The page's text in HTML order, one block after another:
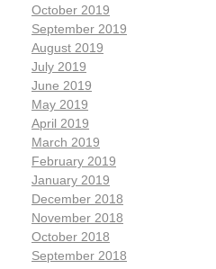
October 2019
September 2019
August 2019
July 2019
June 2019
May 2019
April 2019
March 2019
February 2019
January 2019
December 2018
November 2018
October 2018
September 2018